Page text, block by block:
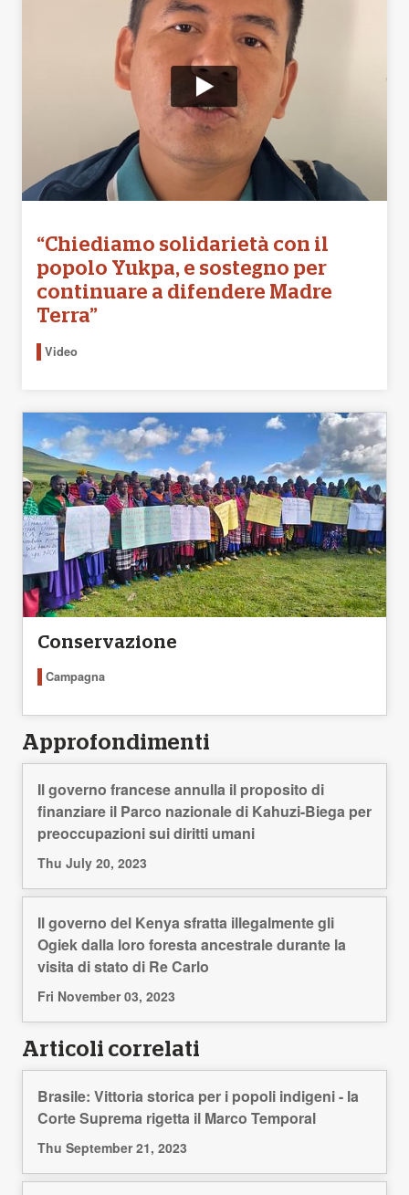
“Chiediamo solidarietà con il
popolo Yukpa, e sostegno per
continuare a difendere Madre
Terra”
Video
Conservazione
Campagna
Approfondimenti
Il governo francese annulla il proposito di
finanziare il Parco nazionale di Kahuzi-Biega per
preoccupazioni sui diritti umani
Thu July 20, 2023
Il governo del Kenya sfratta illegalmente gli
Ogiek dalla loro foresta ancestrale durante la
visita di stato di Re Carlo
Fri November 03, 2023
Articoli correlati
Brasile: Vittoria storica per i popoli indigeni - la
Corte Suprema rigetta il Marco Temporal
Thu September 21, 2023